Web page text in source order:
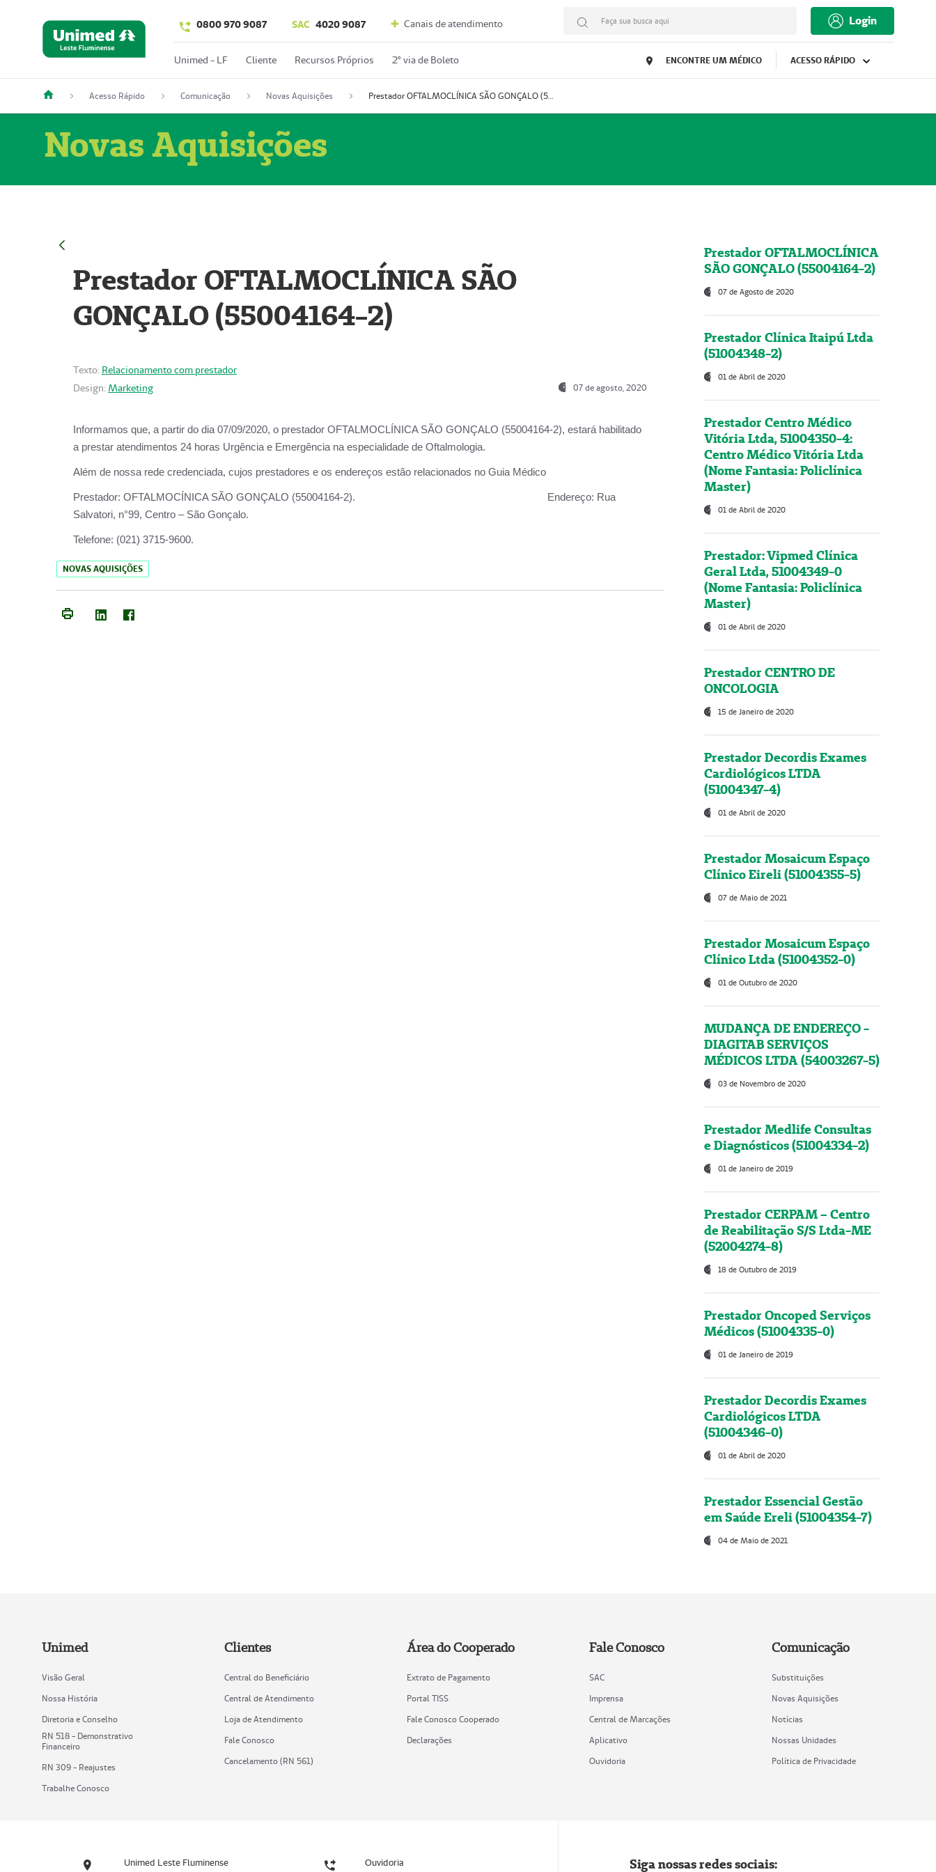
0800 970 9087 SAC 4020 9087 Canais de atendimento Faça sua busca aqui Login
Unimed - LF Cliente Recursos Próprios 2º via de Boleto ENCONTRE UM MÉDICO ACESSO RÁPIDO
Acesso Rápido Comunicação Novas Aquisições Prestador OFTALMOCLÍNICA SÃO GONÇALO (55004164-2)
Novas Aquisições
Prestador OFTALMOCLÍNICA SÃO
GONÇALO (55004164-2)
Texto: Relacionamento com prestador
Design: Marketing 07 de agosto, 2020
Informamos que, a partir do dia 07/09/2020, o prestador OFTALMOCLÍNICA SÃO GONÇALO (55004164-2), estará habilitado
a prestar atendimentos 24 horas Urgência e Emergência na especialidade de Oftalmologia.
Além de nossa rede credenciada, cujos prestadores e os endereços estão relacionados no Guia Médico
Prestador: OFTALMOCÍNICA SÃO GONÇALO (55004164-2). Endereço: Rua
Salvatori, n°99, Centro – São Gonçalo.
Telefone: (021) 3715-9600.
NOVAS AQUISIÇÕES
Prestador OFTALMOCLÍNICA
SÃO GONÇALO (55004164-2)
07 de Agosto de 2020
Prestador Clínica Itaipú Ltda
(51004348-2)
01 de Abril de 2020
Prestador Centro Médico
Vitória Ltda, 51004350-4:
Centro Médico Vitória Ltda
(Nome Fantasia: Policlínica
Master)
01 de Abril de 2020
Prestador: Vipmed Clínica
Geral Ltda, 51004349-0
(Nome Fantasia: Policlínica
Master)
01 de Abril de 2020
Prestador CENTRO DE
ONCOLOGIA
15 de Janeiro de 2020
Prestador Decordis Exames
Cardiológicos LTDA
(51004347-4)
01 de Abril de 2020
Prestador Mosaicum Espaço
Clínico Eireli (51004355-5)
07 de Maio de 2021
Prestador Mosaicum Espaço
Clínico Ltda (51004352-0)
01 de Outubro de 2020
MUDANÇA DE ENDEREÇO -
DIAGITAB SERVIÇOS
MÉDICOS LTDA (54003267-5)
03 de Novembro de 2020
Prestador Medlife Consultas
e Diagnósticos (51004334-2)
01 de Janeiro de 2019
Prestador CERPAM – Centro
de Reabilitação S/S Ltda-ME
(52004274-8)
18 de Outubro de 2019
Prestador Oncoped Serviços
Médicos (51004335-0)
01 de Janeiro de 2019
Prestador Decordis Exames
Cardiológicos LTDA
(51004346-0)
01 de Abril de 2020
Prestador Essencial Gestão
em Saúde Ereli (51004354-7)
04 de Maio de 2021
Unimed
Visão Geral
Nossa História
Diretoria e Conselho
RN 518 - Demonstrativo
Financeiro
RN 309 - Reajustes
Trabalhe Conosco
Clientes
Central do Beneficiário
Central de Atendimento
Loja de Atendimento
Fale Conosco
Cancelamento (RN 561)
Área do Cooperado
Extrato de Pagamento
Portal TISS
Fale Conosco Cooperado
Declarações
Fale Conosco
SAC
Imprensa
Central de Marcações
Aplicativo
Ouvidoria
Comunicação
Substituições
Novas Aquisições
Notícias
Nossas Unidades
Política de Privacidade
Unimed Leste Fluminense Ouvidoria Siga nossas redes sociais: